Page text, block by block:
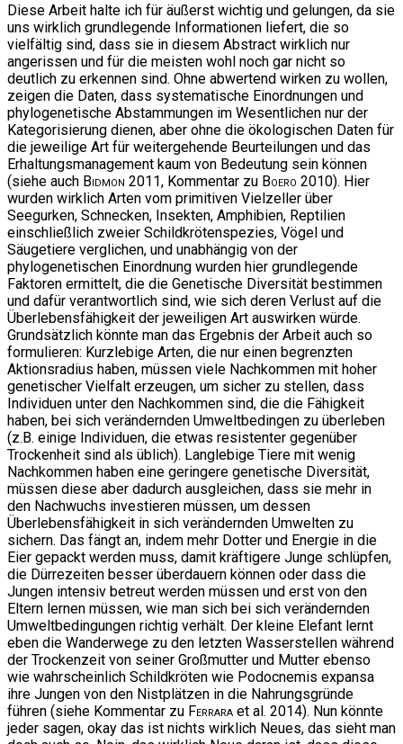
Diese Arbeit halte ich für äußerst wichtig und gelungen, da sie
uns wirklich grundlegende Informationen liefert, die so
vielfältig sind, dass sie in diesem Abstract wirklich nur
angerissen und für die meisten wohl noch gar nicht so
deutlich zu erkennen sind. Ohne abwertend wirken zu wollen,
zeigen die Daten, dass systematische Einordnungen und
phylogenetische Abstammungen im Wesentlichen nur der
Kategorisierung dienen, aber ohne die ökologischen Daten für
die jeweilige Art für weitergehende Beurteilungen und das
Erhaltungsmanagement kaum von Bedeutung sein können
(siehe auch Bidmon 2011, Kommentar zu Boero 2010). Hier
wurden wirklich Arten vom primitiven Vielzeller über
Seegurken, Schnecken, Insekten, Amphibien, Reptilien
einschließlich zweier Schildkrötenspezies, Vögel und
Säugetiere verglichen, und unabhängig von der
phylogenetischen Einordnung wurden hier grundlegende
Faktoren ermittelt, die die Genetische Diversität bestimmen
und dafür verantwortlich sind, wie sich deren Verlust auf die
Überlebensfähigkeit der jeweiligen Art auswirken würde.
Grundsätzlich könnte man das Ergebnis der Arbeit auch so
formulieren: Kurzlebige Arten, die nur einen begrenzten
Aktionsradius haben, müssen viele Nachkommen mit hoher
genetischer Vielfalt erzeugen, um sicher zu stellen, dass
Individuen unter den Nachkommen sind, die die Fähigkeit
haben, bei sich verändernden Umweltbedingen zu überleben
(z.B. einige Individuen, die etwas resistenter gegenüber
Trockenheit sind als üblich). Langlebige Tiere mit wenig
Nachkommen haben eine geringere genetische Diversität,
müssen diese aber dadurch ausgleichen, dass sie mehr in
den Nachwuchs investieren müssen, um dessen
Überlebensfähigkeit in sich verändernden Umwelten zu
sichern. Das fängt an, indem mehr Dotter und Energie in die
Eier gepackt werden muss, damit kräftigere Junge schlüpfen,
die Dürrezeiten besser überdauern können oder dass die
Jungen intensiv betreut werden müssen und erst von den
Eltern lernen müssen, wie man sich bei sich verändernden
Umweltbedingungen richtig verhält. Der kleine Elefant lernt
eben die Wanderwege zu den letzten Wasserstellen während
der Trockenzeit von seiner Großmutter und Mutter ebenso
wie wahrscheinlich Schildkröten wie Podocnemis expansa
ihre Jungen von den Nistplätzen in die Nahrungsgründe
führen (siehe Kommentar zu Ferrara et al. 2014). Nun könnte
jeder sagen, okay das ist nichts wirklich Neues, das sieht man